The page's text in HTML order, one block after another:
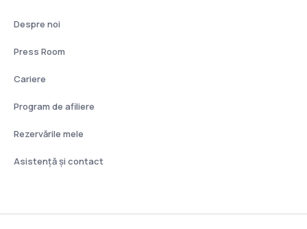
Despre noi
Press Room
Cariere
Program de afiliere
Rezervările mele
Asistenţă şi contact